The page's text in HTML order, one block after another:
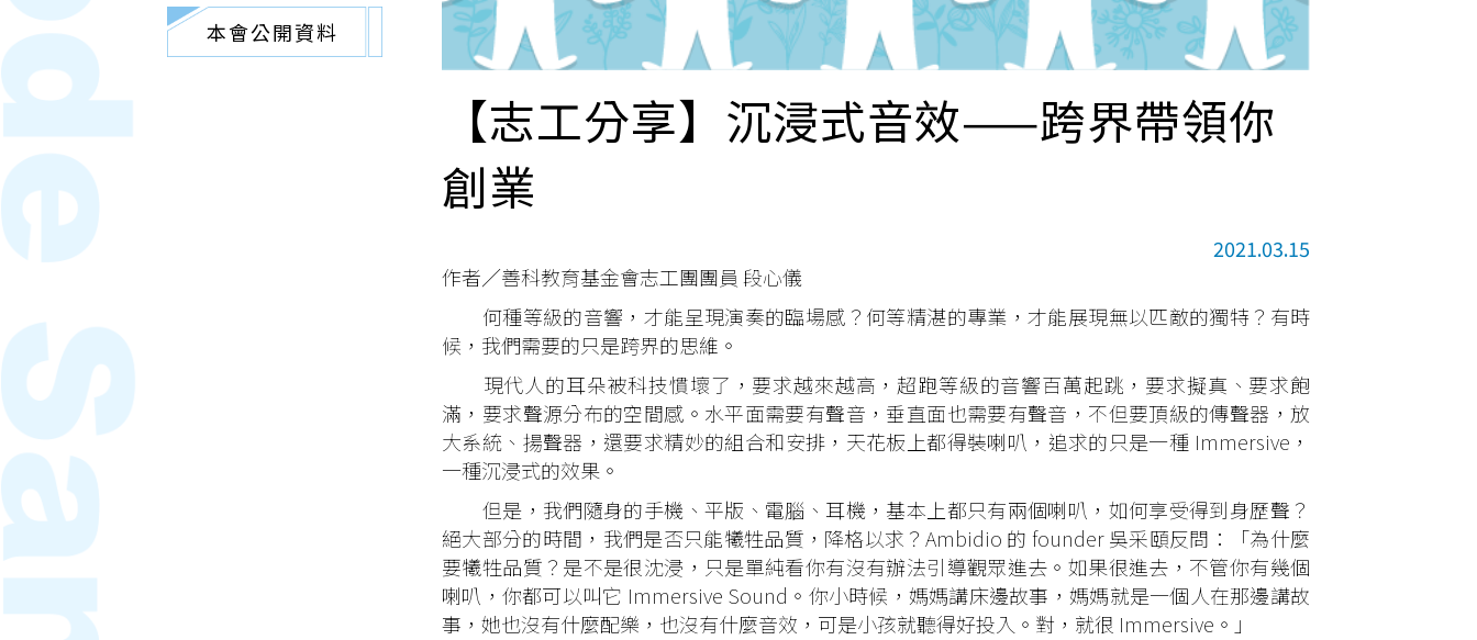
本會公開資料
【志工分享】沉浸式音效——跨界帶領你
創業
2021.03.15
作者／善科教育基金會志工團團員 段心儀
何種等級的音響，才能呈現演奏的臨場感？何等精湛的專業，才能展現無以匹敵的獨特？有時
候，我們需要的只是跨界的思維。
現代人的耳朵被科技慣壞了，要求越來越高，超跑等級的音響百萬起跳，要求擬真、要求飽
滿，要求聲源分布的空間感。水平面需要有聲音，垂直面也需要有聲音，不但要頂級的傳聲器，放
大系統、揚聲器，還要求精妙的組合和安排，天花板上都得裝喇叭，追求的只是一種 Immersive，
一種沉浸式的效果。
但是，我們隨身的手機、平版、電腦、耳機，基本上都只有兩個喇叭，如何享受得到身歷聲？
絕大部分的時間，我們是否只能犧牲品質，降格以求？Ambidio 的 founder 吳采頤反問：「為什麼
要犧牲品質？是不是很沈浸，只是單純看你有沒有辦法引導觀眾進去。如果很進去，不管你有幾個
喇叭，你都可以叫它 Immersive Sound。你小時候，媽媽講床邊故事，媽媽就是一個人在那邊講故
事，她也沒有什麼配樂，也沒有什麼音效，可是小孩就聽得好投入。對，就很 Immersive。」